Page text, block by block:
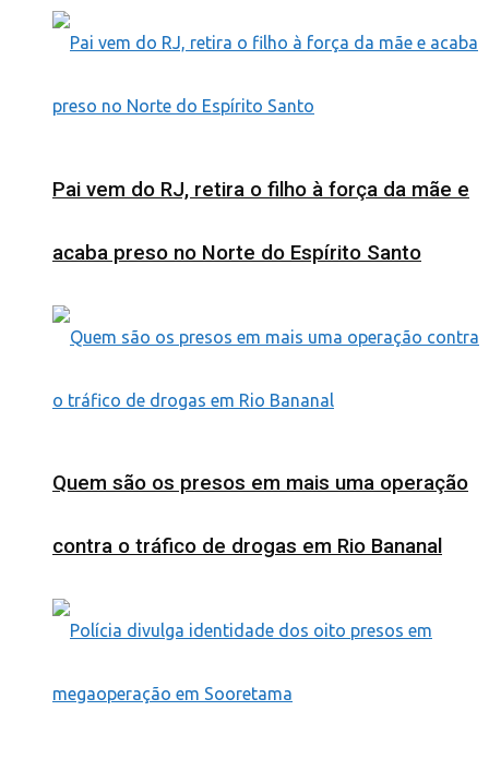
Pai vem do RJ, retira o filho à força da mãe e
acaba preso no Norte do Espírito Santo
Quem são os presos em mais uma operação
contra o tráfico de drogas em Rio Bananal